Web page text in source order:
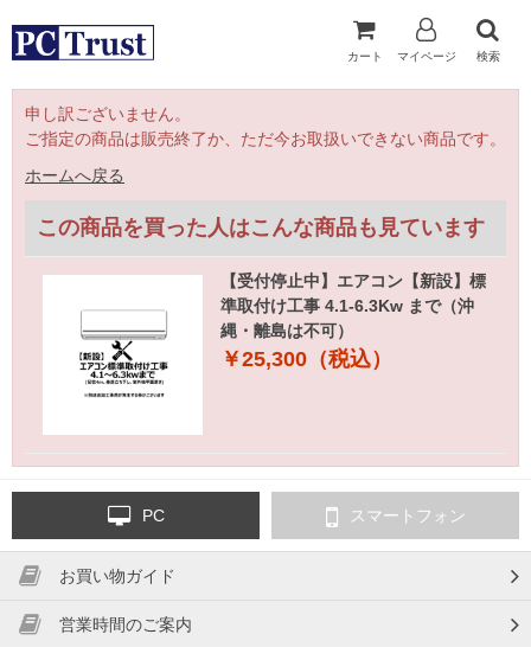
カート マイページ 検索
申し訳ございません。
ご指定の商品は販売終了か、ただ今お取扱いできない商品です。
ホームへ戻る
この商品を買った人はこんな商品も見ています
【受付停止中】エアコン【新設】標
準取付け工事 4.1-6.3Kw まで（沖
縄・離島は不可）
￥25,300（税込）
PC スマートフォン
お買い物ガイド
営業時間のご案内